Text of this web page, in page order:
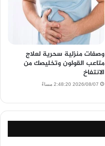
وصفات منزلية سحرية لعلاج
متاعب القولون وتخليصك من
الانتفاخ
2026/08/07 2:48:20 مساءً